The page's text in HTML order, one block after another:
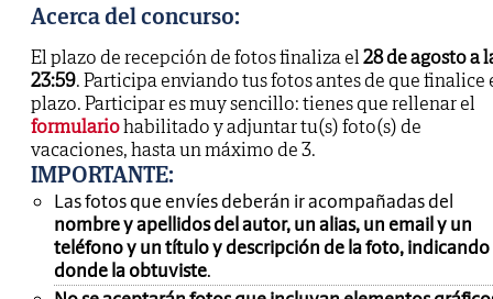
Acerca del concurso:
El plazo de recepción de fotos finaliza el28 de agosto a
23:59. Participa enviando tus fotos antes de que finalice
plazo. Participar es muy sencillo: tienes que rellenar el
formulariohabilitado y adjuntar tu(s) foto(s) de
vacaciones, hasta un máximo de 3.
IMPORTANTE:
Las fotos que envíes deberán ir acompañadas del
nombre y apellidos del autor, un alias, un email y un
teléfono y un título y descripción de la foto, indicando
donde la obtuviste.